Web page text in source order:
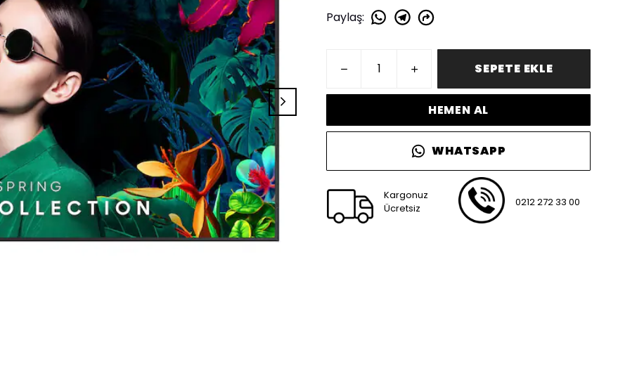
Paylaş:
SEPETE EKLE
HEMEN AL
WHATSAPP
Kargonuz
Ücretsiz
0212 272 33 00